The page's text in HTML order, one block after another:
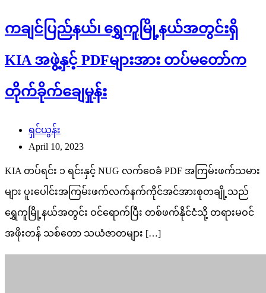
ကချင်ပြည်နယ်၊ ရွှေကူမြို့နယ်အတွင်းရှိ
KIA အဖွဲ့နှင့် PDFများအား တပ်မတော်က
တိုက်ခိုက်ချေမှုန်း
ရှင်ယွန်း
April 10, 2023
KIA တပ်ရင်း ၁ ရင်းနှင့် NUG လက်ဝေခံ PDF အကြမ်းဖက်သမား
များ ပူးပေါင်းအကြမ်းဖက်လက်နက်ကိုင်အင်အားစုတချို့သည်
ရွှေကူမြို့နယ်အတွင်း ဝင်ရောက်ပြီး တစ်ဖက်နိုင်ငံသို့ တရားမဝင်
အဖိုးတန် သစ်တော သယံဇာတများ […]